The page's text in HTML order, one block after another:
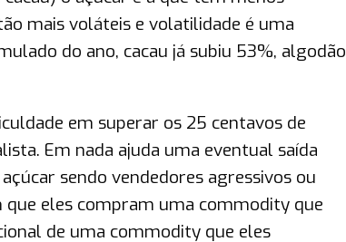
mais voláteis e volatilidade é uma
do ano, cacau já subiu 53%, algodão
em superar os 25 centavos de
Em nada ajuda uma eventual saída
sendo vendedores agressivos ou
eles compram uma commodity que
de uma commodity que eles